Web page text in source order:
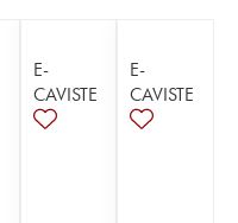
E-
CAVISTE
E-
CAVISTE